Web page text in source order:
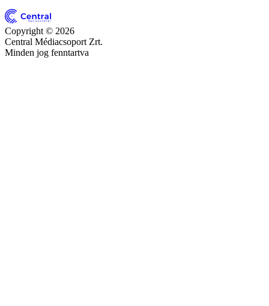
Copyright © 2026
Central Médiacsoport Zrt.
Minden jog fenntartva